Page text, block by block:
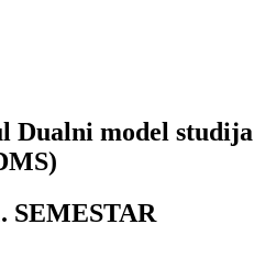
Dualni model studija
SEMESTAR